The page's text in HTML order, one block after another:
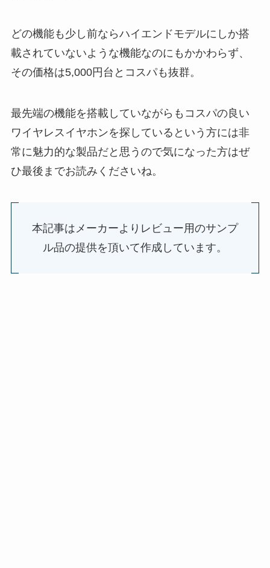
どの機能も少し前ならハイエンドモデルにしか搭
載されていないような機能なのにもかかわらず、
その価格は5,000円台とコスパも抜群。
最先端の機能を搭載していながらもコスパの良い
ワイヤレスイヤホンを探しているという方には非
常に魅力的な製品だと思うので気になった方はぜ
ひ最後までお読みくださいね。
本記事はメーカーよりレビュー用のサンプ
ル品の提供を頂いて作成しています。